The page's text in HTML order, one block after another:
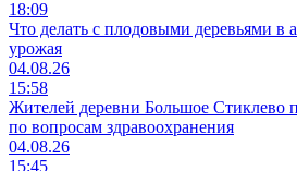
18:09
Что делать с плодовыми деревьями в
урожая
04.08.26
15:58
Жителей деревни Большое Стиклево
по вопросам здравоохранения
04.08.26
15:45